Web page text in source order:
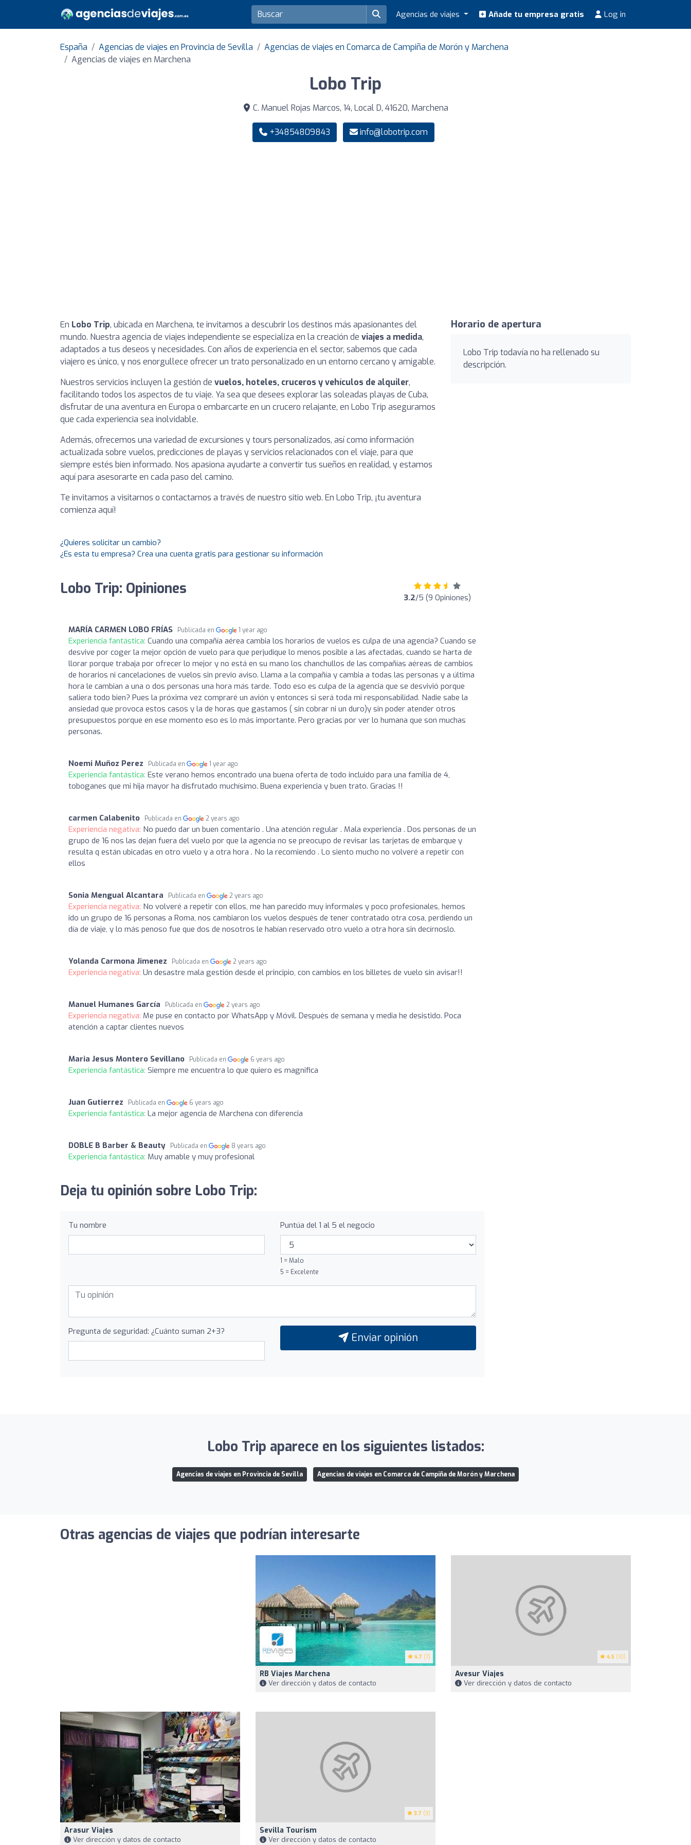
Agencias de viajes Añade tu empresa gratis Log in
España Agencias de viajes en Provincia de Sevilla
Agencias de viajes en Comarca de Campiña de Morón y Marchena
Agencias de viajes en Marchena
Lobo Trip
C. Manuel Rojas Marcos, 14, Local D, 41620, Marchena
+34854809843 info@lobotrip.com
En Lobo Trip, ubicada en Marchena, te invitamos a descubrir los destinos más apasionantes del
mundo. Nuestra agencia de viajes independiente se especializa en la creación de viajes a medida,
adaptados a tus deseos y necesidades. Con años de experiencia en el sector, sabemos que cada
viajero es único, y nos enorgullece ofrecer un trato personalizado en un entorno cercano y amigable.
Nuestros servicios incluyen la gestión de vuelos, hoteles, cruceros y vehículos de alquiler,
facilitando todos los aspectos de tu viaje. Ya sea que desees explorar las soleadas playas de Cuba,
disfrutar de una aventura en Europa o embarcarte en un crucero relajante, en Lobo Trip aseguramos
que cada experiencia sea inolvidable.
Además, ofrecemos una variedad de excursiones y tours personalizados, así como información
actualizada sobre vuelos, predicciones de playas y servicios relacionados con el viaje, para que
siempre estés bien informado. Nos apasiona ayudarte a convertir tus sueños en realidad, y estamos
aquí para asesorarte en cada paso del camino.
Te invitamos a visitarnos o contactarnos a través de nuestro sitio web. En Lobo Trip, ¡tu aventura
comienza aquí!
Horario de apertura
Lobo Trip todavía no ha rellenado su
descripción.
¿Quieres solicitar un cambio?
¿Es esta tu empresa? Crea una cuenta gratis para gestionar su información
Lobo Trip: Opiniones 3.2/5 (9 Opiniones)
MARÍA CARMEN LOBO FRÍAS Publicada en 1 year ago
Experiencia fantástica: Cuando una compañía aérea cambia los horarios de vuelos es culpa de una agencia? Cuando se
desvive por coger la mejor opción de vuelo para que perjudique lo menos posible a las afectadas, cuando se harta de
llorar porque trabaja por ofrecer lo mejor y no está en su mano los chanchullos de las compañías aéreas de cambios
de horarios ni cancelaciones de vuelos sin previo aviso. Llama a la compañía y cambia a todas las personas y a última
hora le cambian a una o dos personas una hora más tarde. Todo eso es culpa de la agencia que se desvivió porque
saliera todo bien? Pues la próxima vez compraré un avión y entonces si será toda mi responsabilidad. Nadie sabe la
ansiedad que provoca estos casos y la de horas que gastamos ( sin cobrar ni un duro)y sin poder atender otros
presupuestos porque en ese momento eso es lo más importante. Pero gracias por ver lo humana que son muchas
personas.
Noemi Muñoz Perez Publicada en 1 year ago
Experiencia fantástica: Este verano hemos encontrado una buena oferta de todo incluido para una familia de 4,
toboganes que mi hija mayor ha disfrutado muchísimo. Buena experiencia y buen trato. Gracias !!
carmen Calabenito Publicada en 2 years ago
Experiencia negativa: No puedo dar un buen comentario . Una atención regular . Mala experiencia . Dos personas de un
grupo de 16 nos las dejan fuera del vuelo por que la agencia no se preocupo de revisar las tarjetas de embarque y
resulta q están ubicadas en otro vuelo y a otra hora . No la recomiendo . Lo siento mucho no volveré a repetir con
ellos
Sonia Mengual Alcantara Publicada en 2 years ago
Experiencia negativa: No volveré a repetir con ellos, me han parecido muy informales y poco profesionales, hemos
ido un grupo de 16 personas a Roma, nos cambiaron los vuelos después de tener contratado otra cosa, perdiendo un
día de viaje, y lo más penoso fue que dos de nosotros le habían reservado otro vuelo a otra hora sin decírnoslo.
Yolanda Carmona Jimenez Publicada en 2 years ago
Experiencia negativa: Un desastre mala gestión desde el principio, con cambios en los billetes de vuelo sin avisar!!
Manuel Humanes García Publicada en 2 years ago
Experiencia negativa: Me puse en contacto por WhatsApp y Móvil. Después de semana y media he desistido. Poca
atención a captar clientes nuevos
Maria Jesus Montero Sevillano Publicada en 6 years ago
Experiencia fantástica: Siempre me encuentra lo que quiero es magnifica
Juan Gutierrez Publicada en 6 years ago
Experiencia fantástica: La mejor agencia de Marchena con diferencia
DOBLE B Barber & Beauty Publicada en 8 years ago
Experiencia fantástica: Muy amable y muy profesional
Deja tu opinión sobre Lobo Trip:
Tu nombre Puntúa del 1 al 5 el negocio
1 = Malo
5 = Excelente
Pregunta de seguridad: ¿Cuánto suman 2+3? Enviar opinión
Lobo Trip aparece en los siguientes listados:
Agencias de viajes en Provincia de Sevilla Agencias de viajes en Comarca de Campiña de Morón y Marchena
Otras agencias de viajes que podrían interesarte
4.7 (7)
RB Viajes Marchena
Ver dirección y datos de contacto
4.5 (10)
Avesur Viajes
Ver dirección y datos de contacto
Arasur Viajes
Ver dirección y datos de contacto
3.7 (3)
Sevilla Tourism
Ver dirección y datos de contacto